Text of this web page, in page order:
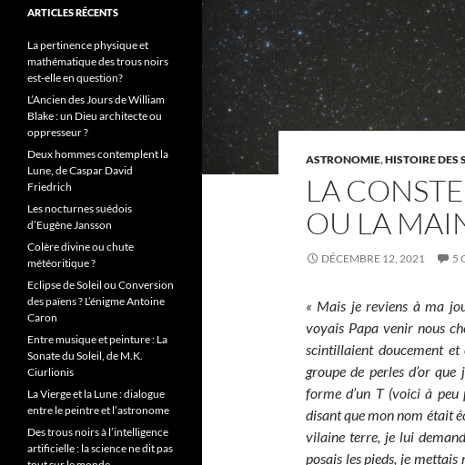
ASTRONOMIE,HISTOIRE DES
LA
OU LA
DÉCEMBRE 12, 2021 5
« Mais je reviens à ma
voyais Papa venir nous
scintillaient doucement
groupe de perles d’or
forme d’un T (voici à
disant que mon nom était
vilaine terre, je lui
posais les pieds, je mettais
ARTICLES RÉCENTS
La pertinence physique et
mathématique des trous noirs
est-elle en question?
L’Ancien des Jours de William
Blake : un Dieu architecte ou
oppresseur ?
Deux hommes contemplent la
Lune, de Caspar David
Friedrich
Les nocturnes suédois
d’Eugène Jansson
Colère divine ou chute
météoritique ?
Eclipse de Soleil ou Conversion
des païens ? L’énigme Antoine
Caron
Entre musique et peinture : La
Sonate du Soleil, de M.K.
Ciurlionis
La Vierge et la Lune : dialogue
entre le peintre et l’astronome
Des trous noirs à l’intelligence
artificielle : la science ne dit pas